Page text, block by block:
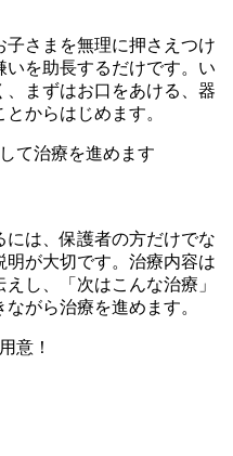
さまを無理に押さえつけ
を助長するだけです。い
、まずはお口をあける、器
からはじめます。
は、保護者の方だけでな
明が大切です。治療内容は
し、「次はこんな治療」
がら治療を進めます。